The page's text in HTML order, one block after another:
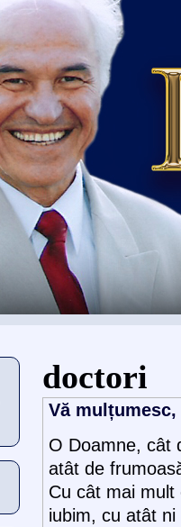
Usted está aquí
doctori
Vă
O Doamne, cât
atât de
Cu cât mai
iubim, cu atât